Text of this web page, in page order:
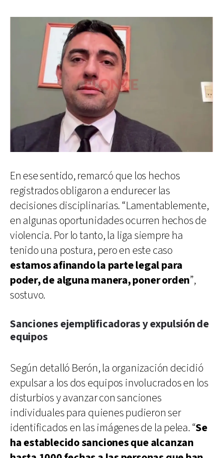
En ese sentido, remarcó que los hechos
registrados obligaron a endurecer las
decisiones disciplinarias. “Lamentablemente,
en algunas oportunidades ocurren hechos de
violencia. Por lo tanto, la liga siempre ha
tenido una postura, pero en este caso
estamos afinando la parte legal para
poder, de alguna manera, poner orden”,
sostuvo.
Sanciones ejemplificadoras y expulsión de
equipos
Según detalló Berón, la organización decidió
expulsar a los dos equipos involucrados en los
disturbios y avanzar con sanciones
individuales para quienes pudieron ser
identificados en las imágenes de la pelea. “Se
ha establecido sanciones que alcanzan